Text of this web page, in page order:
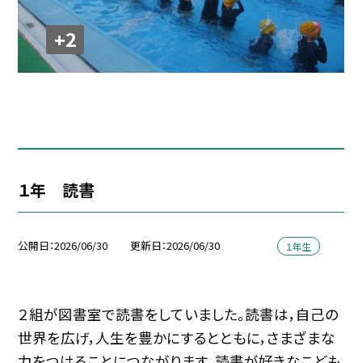
+2
１年 読書
公開日 2026/06/30 更新日 2026/06/30 １年生
２組が図書室で読書をしていました。読書は，自己の
世界を広げ，人生を豊かにするとともに，さまざまな